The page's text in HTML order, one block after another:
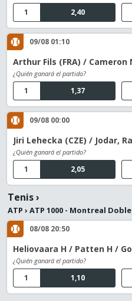
2,40
1
09/08 01:10
Arthur Fils (FRA) / Cameron
¿Quién ganará el partido?
1,37
1
09/08 00:00
Jiri Lehecka (CZE) / Jodar,
¿Quién ganará el partido?
2,05
1
Tenis›
ATP › ATP 1000 - Montreal
08/08 20:50
Heliovaara H / Patten H /
¿Quién ganará el partido?
1,10
1